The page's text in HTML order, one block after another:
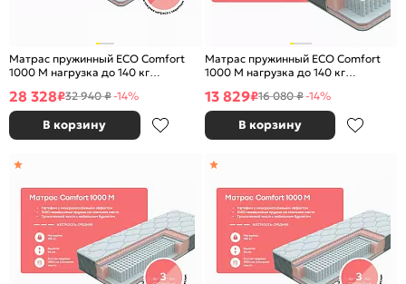
Матрас пружинный ECO Comfort
1000 M нагрузка до 140 кг
28 328₽32 940 ₽-14%
В корзину
Матрас пружинный ECO Comfort
1000 M нагрузка до 140 кг
13 829₽16 080 ₽-14%
В корзину